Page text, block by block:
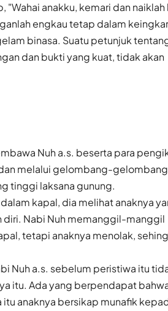
anakku, kemari dan naiklah
engkau tetap dalam
binasa. Suatu petunjuk
dan bukti yang kuat, tidak akan
Nuh a.s. beserta para
melalui gelombang-gelombang
tinggi laksana gunung.
kapal, dia melihat anaknya
diri. Nabi Nuh memanggil-manggil
tetapi anaknya menolak,
Nuh a.s. sebelum peristiwa itu
itu. Ada yang berpendapat
anaknya bersikap munafik